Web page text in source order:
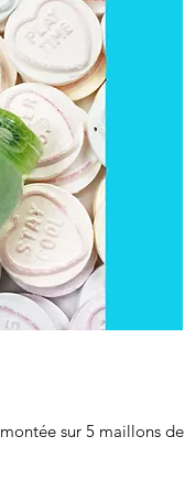
sur 5 maillons de